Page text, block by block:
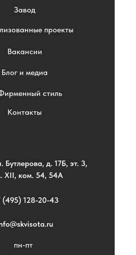
Завод
проекты
Вакансии
Блог и медиа
стиль
Контакты
(495) 128-20-43
Бутлерова, д. 17Б, эт. 3,
XII, ком. 54, 54А
пн-пт